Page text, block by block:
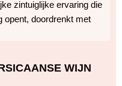
zintuiglijke ervaring die
opent, doordrenkt met
WIJN